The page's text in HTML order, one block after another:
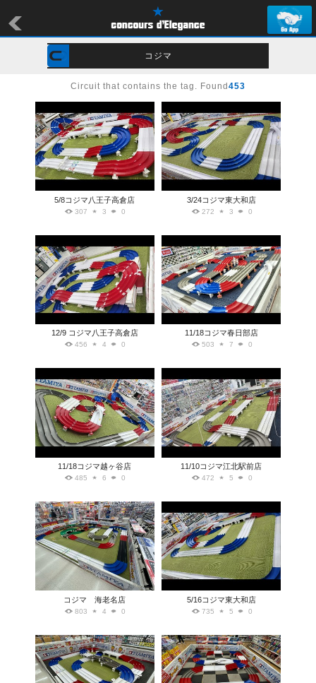
コジマ
Circuit that contains the tag. Found 453
5/8コジマ八王子高倉店
307 3 0
3/24コジマ東大和店
272 3 0
12/9 コジマ八王子高倉店
456 4 0
11/18コジマ春日部店
503 7 0
11/18コジマ越ヶ谷店
485 6 0
11/10コジマ江北駅前店
472 5 0
コジマ 海老名店
803 4 0
5/16コジマ東大和店
735 5 0